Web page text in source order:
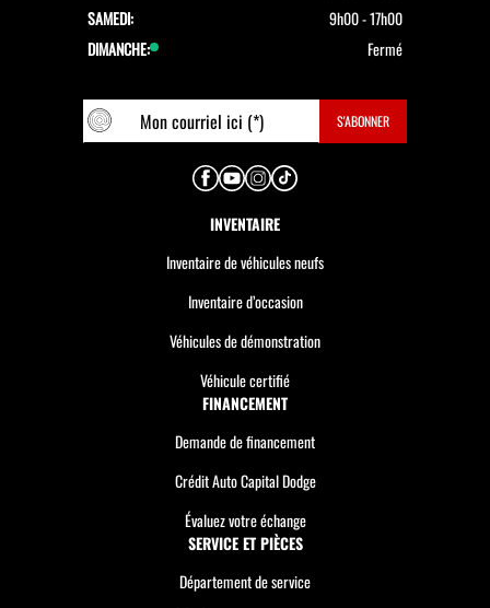
SAMEDI:
9h00 - 17h00
DIMANCHE:
Fermé
INVENTAIRE
Inventaire de véhicules neufs
Inventaire d’occasion
Véhicules de démonstration
Véhicule certifié
FINANCEMENT
Demande de financement
Crédit Auto Capital Dodge
Évaluez votre échange
SERVICE ET PIÈCES
Département de service